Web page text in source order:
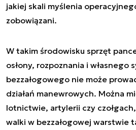
jakiej skali myślenia
zobowiązani.
W takim środowisku sprzęt
osłony, rozpoznania i własnego
bezzałogowego nie może
działań manewrowych. Można
lotnictwie, artylerii czy
walki w bezzałogowej warstwie